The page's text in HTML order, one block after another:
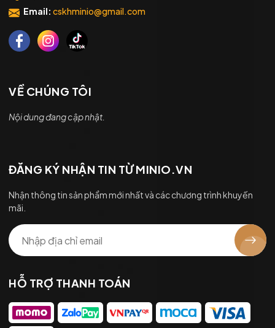
Email: cskhminio@gmail.com
VỀ CHÚNG TÔI
Nội dung đang cập nhật.
ĐĂNG KÝ NHẬN TIN TỪ MINIO.VN
Nhận thông tin sản phẩm mới nhất và các chương trình khuyến
mãi.
HỖ TRỢ THANH TOÁN